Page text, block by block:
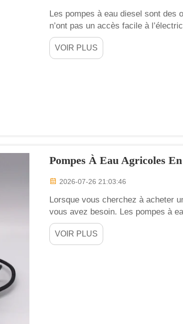
Les pompes à eau diesel sont des
n’ont pas un accès facile à
des rivières, des lacs ou des puits
cultures ont besoin d’eau, les
VOIR PLUS
Pompes À Eau Agricoles
2026-07-26 21:03:46
Lorsque vous cherchez à acheter
vous avez besoin. Les pompes à
Elles permettent de déplacer l’eau
cultures, remplir des réservoirs ou
VOIR PLUS